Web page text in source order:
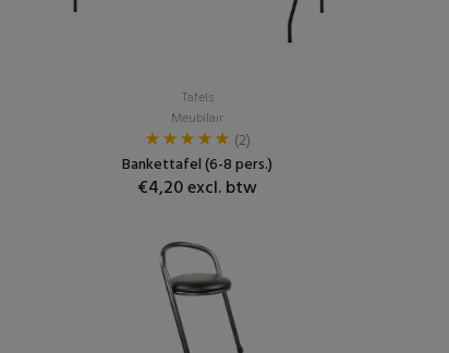
Tafels
Meubilair
(2)
Bankettafel (6-8 pers.)
€4,20 excl. btw